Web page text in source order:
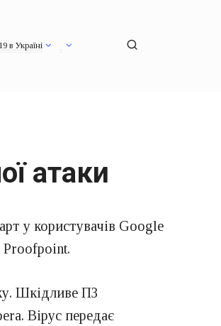
в Україні
атаки
у користувачів Google
Proofpoint.
Шкідливе ПЗ
Вірус передає